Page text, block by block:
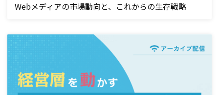
Webメディアの市場動向と、これからの生存戦略